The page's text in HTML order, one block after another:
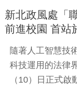
新北政風處「
前進校園 首站
隨著人工智慧技
科技運用的法律
（10）日正式